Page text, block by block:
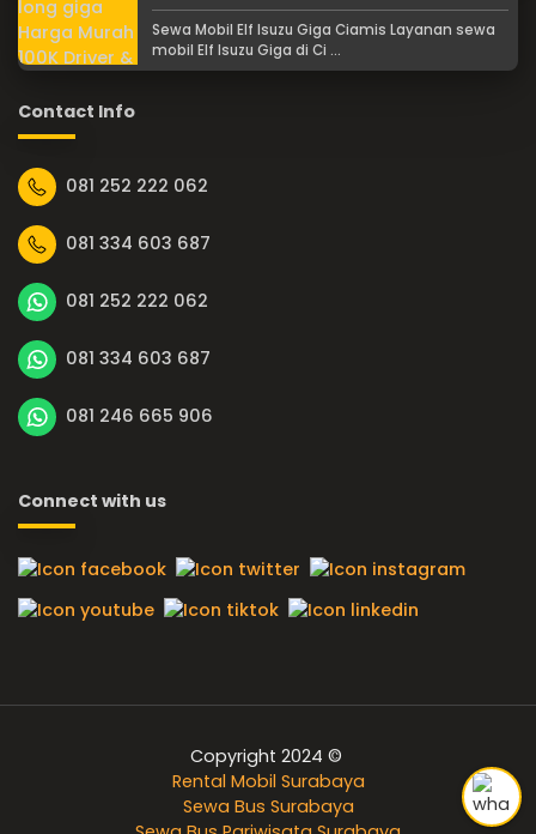
Sewa Mobil Elf Isuzu Giga Ciamis Layanan sewa
mobil Elf Isuzu Giga di Ci ...
Contact Info
081 252 222 062
081 334 603 687
081 252 222 062
081 334 603 687
081 246 665 906
Connect with us
Copyright 2024 ©
Rental Mobil Surabaya
Sewa Bus Surabaya